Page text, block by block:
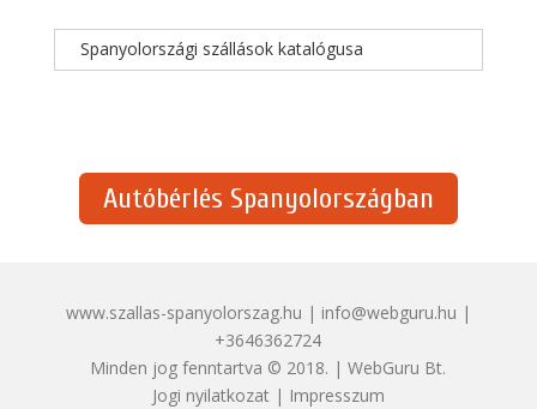
Spanyolországi szállások katalógusa
Autóbérlés Spanyolországban
www.szallas-spanyolorszag.hu | info@webguru.hu |
+3646362724
Minden jog fenntartva © 2018. | WebGuru Bt.
Jogi nyilatkozat| Impresszum